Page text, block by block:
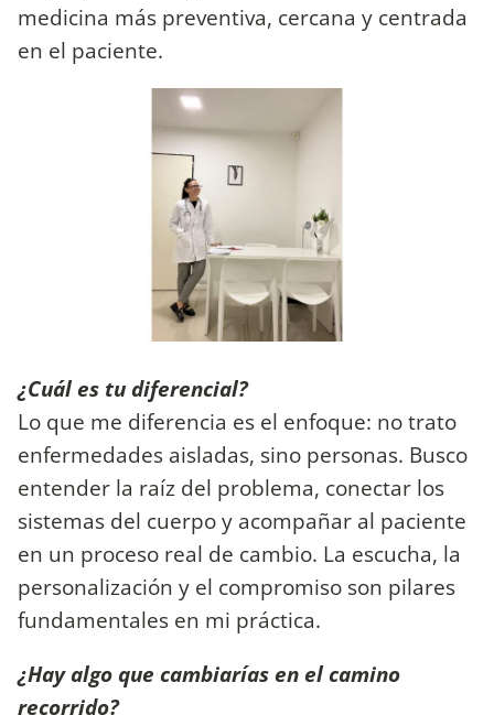
medicina más preventiva, cercana y centrada
en el paciente.
¿Cuál es tu diferencial?
Lo que me diferencia es el enfoque: no trato
enfermedades aisladas, sino personas. Busco
entender la raíz del problema, conectar los
sistemas del cuerpo y acompañar al paciente
en un proceso real de cambio. La escucha, la
personalización y el compromiso son pilares
fundamentales en mi práctica.
¿Hay algo que cambiarías en el camino
recorrido?